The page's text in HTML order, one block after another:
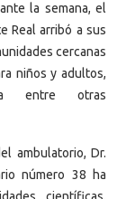
la semana, el
Real arribó a sus
cercanas
niños y adultos,
entre otras
ambulatorio, Dr.
número 38 ha
científicas,